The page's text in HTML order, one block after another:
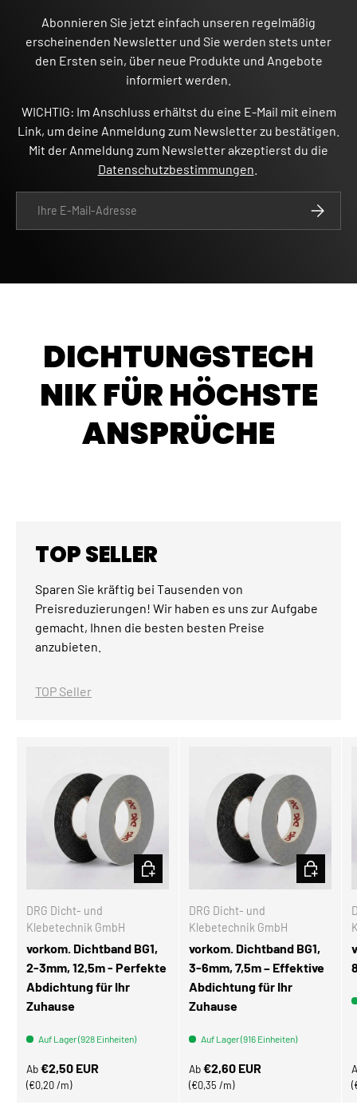
Abonnieren Sie jetzt einfach unseren regelmäßig
erscheinenden Newsletter und Sie werden stets unter
den Ersten sein, über neue Produkte und Angebote
informiert werden.
WICHTIG: Im Anschluss erhältst du eine E-Mail mit einem
Link, um deine Anmeldung zum Newsletter zu bestätigen.
Mit der Anmeldung zum Newsletter akzeptierst du die
Datenschutzbestimmungen
DICHTUNGSTECH
NIK FÜR HÖCHSTE
ANSPRÜCHE
TOP SELLER
Sparen Sie kräftig bei Tausenden von
Preisreduzierungen! Wir haben es uns zur Aufgabe
gemacht, Ihnen die besten besten Preise
anzubieten.
TOP Seller
DRG Dicht- und
Klebetechnik GmbH
vorkom. Dichtband BG1,
2-3mm, 12,5m - Perfekte
Abdichtung für Ihr
Zuhause
Auf Lager (928 Einheiten)
Normaler Preis
Ab€2,50 EUR
Grundpreis
€0,20 /m
OPTIONEN AUSWÄHLEN
DRG Dicht- und
Klebetechnik GmbH
vorkom. Dichtband BG1,
3-6mm, 7,5m – Effektive
Abdichtung für Ihr
Zuhause
Auf Lager (916 Einheiten)
Normaler Preis
Ab€2,60 EUR
Grundpreis
€0,35 /m